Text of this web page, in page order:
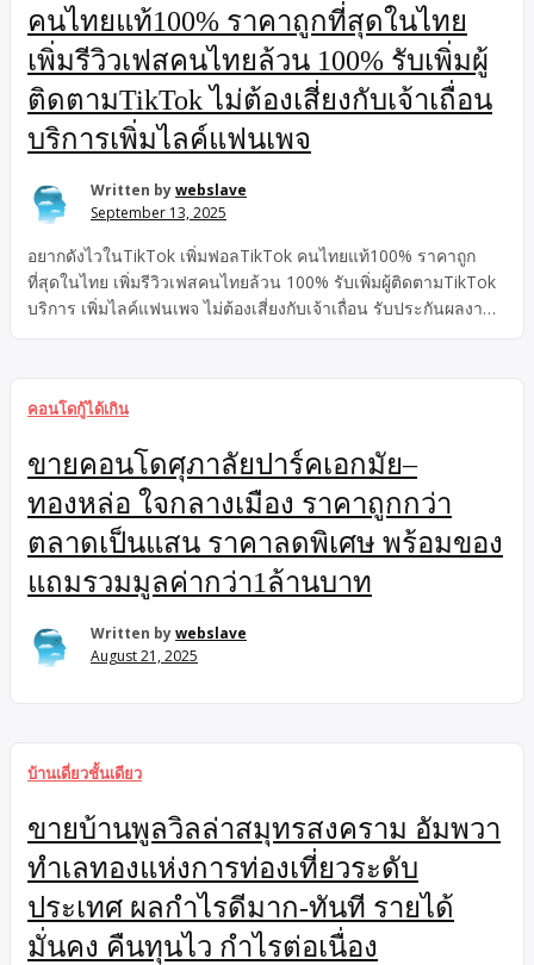
คนไทยแท้100% ราคาถูกที่สุดในไทย
เพิ่มรีวิวเฟสคนไทยล้วน 100% รับเพิ่มผู้
ติดตามTikTok ไม่ต้องเสี่ยงกับเจ้าเถื่อน
บริการเพิ่มไลค์แฟนเพจ
Written bywebslave
September 13, 2025
อยากดังไวในTikTok เพิ่มฟอลTikTok คนไทยแท้100% ราคาถูก
ที่สุดในไทย เพิ่มรีวิวเฟสคนไทยล้วน 100% รับเพิ่มผู้ติดตามTikTok
บริการ เพิ่มไลค์แฟนเพจ ไม่ต้องเสี่ยงกับเจ้าเถื่อน รับประกันผลงาน
คอนโดกู้ได้เกิน
ขายคอนโดศุภาลัยปาร์คเอกมัย–
ทองหล่อ ใจกลางเมือง ราคาถูกกว่า
ตลาดเป็นแสน ราคาลดพิเศษ พร้อมของ
แถมรวมมูลค่ากว่า1ล้านบาท
Written bywebslave
August 21, 2025
บ้านเดี่ยวชั้นเดียว
ขายบ้านพูลวิลล่าสมุทรสงคราม อัมพวา
ทำเลทองแห่งการท่องเที่ยวระดับ
ประเทศ ผลกำไรดีมาก-ทันที รายได้
มั่นคง คืนทุนไว กำไรต่อเนื่อง